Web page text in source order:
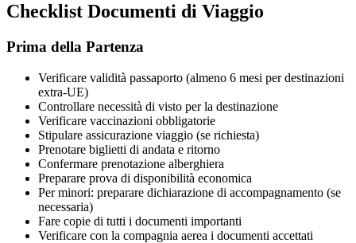
Checklist Documenti di Viaggio
Prima della Partenza
Verificare validità passaporto (almeno 6 mesi per destinazioni
extra-UE)
Controllare necessità di visto per la destinazione
Verificare vaccinazioni obbligatorie
Stipulare assicurazione viaggio (se richiesta)
Prenotare biglietti di andata e ritorno
Confermare prenotazione alberghiera
Preparare prova di disponibilità economica
Per minori: preparare dichiarazione di accompagnamento (se
necessaria)
Fare copie di tutti i documenti importanti
Verificare con la compagnia aerea i documenti accettati